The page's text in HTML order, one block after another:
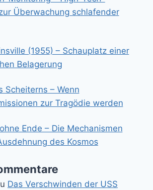
Überwachung schlafender
(1955) – Schauplatz einer
Belagerung
Scheiterns – Wenn
zur Tragödie werden
Ende – Die Mechanismen
des Kosmos
Das Verschwinden der USS